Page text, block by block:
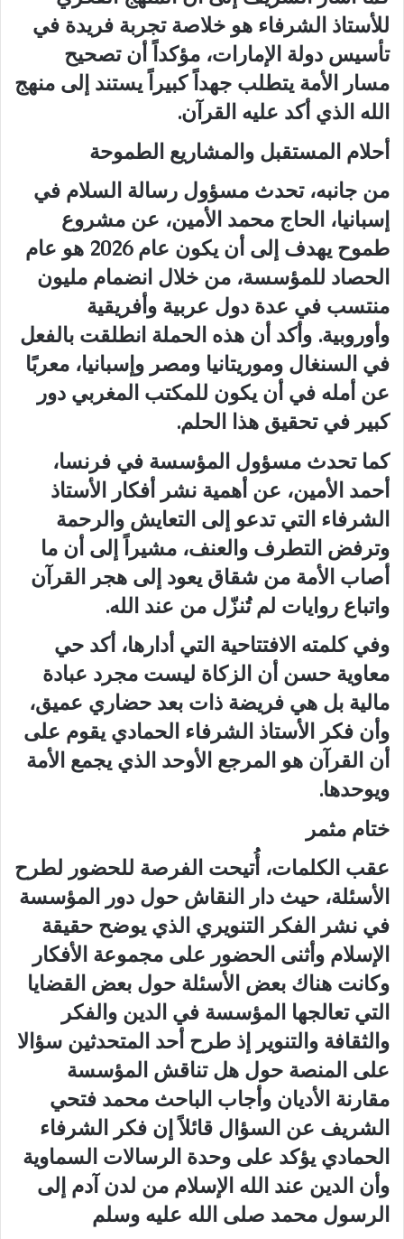
للأستاذ الشرفاء هو خلاصة تجربة فريدة في
تأسيس دولة الإمارات، مؤكداً أن تصحيح
مسار الأمة يتطلب جهداً كبيراً يستند إلى منهج
الله الذي أكد عليه القرآن.
أحلام المستقبل والمشاريع الطموحة
من جانبه، تحدث مسؤول رسالة السلام في
إسبانيا، الحاج محمد الأمين، عن مشروع
طموح يهدف إلى أن يكون عام 2026 هو عام
الحصاد للمؤسسة، من خلال انضمام مليون
منتسب في عدة دول عربية وأفريقية
وأوروبية. وأكد أن هذه الحملة انطلقت بالفعل
في السنغال وموريتانيا ومصر وإسبانيا، معربًا
عن أمله في أن يكون للمكتب المغربي دور
كبير في تحقيق هذا الحلم.
كما تحدث مسؤول المؤسسة في فرنسا،
أحمد الأمين، عن أهمية نشر أفكار الأستاذ
الشرفاء التي تدعو إلى التعايش والرحمة
وترفض التطرف والعنف، مشيراً إلى أن ما
أصاب الأمة من شقاق يعود إلى هجر القرآن
واتباع روايات لم تُنزّل من عند الله.
وفي كلمته الافتتاحية التي أدارها، أكد حي
معاوية حسن أن الزكاة ليست مجرد عبادة
مالية بل هي فريضة ذات بعد حضاري عميق،
وأن فكر الأستاذ الشرفاء الحمادي يقوم على
أن القرآن هو المرجع الأوحد الذي يجمع الأمة
ويوحدها.
ختام مثمر
عقب الكلمات، أُتيحت الفرصة للحضور لطرح
الأسئلة، حيث دار النقاش حول دور المؤسسة
في نشر الفكر التنويري الذي يوضح حقيقة
الإسلام وأثنى الحضور على مجموعة الأفكار
وكانت هناك بعض الأسئلة حول بعض القضايا
التي تعالجها المؤسسة في الدين والفكر
والثقافة والتنوير إذ طرح أحد المتحدثين سؤالا
على المنصة حول هل تناقش المؤسسة
مقارنة الأديان وأجاب الباحث محمد فتحي
الشريف عن السؤال قائلاً إن فكر الشرفاء
الحمادي يؤكد على وحدة الرسالات السماوية
وأن الدين عند الله الإسلام من لدن آدم إلى
الرسول محمد صلى الله عليه وسلم